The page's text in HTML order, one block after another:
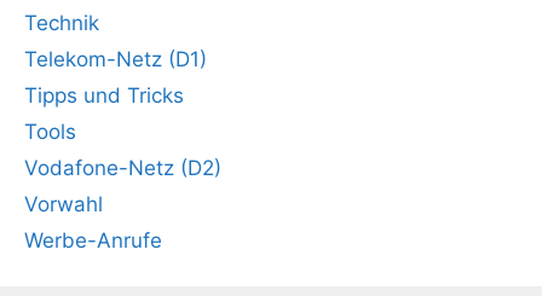
Technik
Telekom-Netz (D1)
Tipps und Tricks
Tools
Vodafone-Netz (D2)
Vorwahl
Werbe-Anrufe